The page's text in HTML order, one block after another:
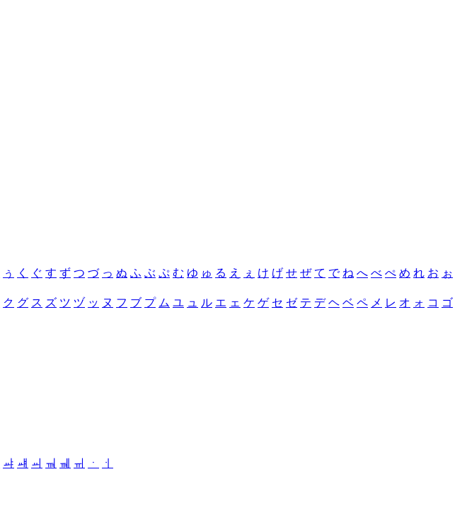
ぅ く ぐ す ず つ づ っ ぬ ふ ぶ ぷ む ゆ ゅ る え ぇ け げ せ ぜ て で ね へ べ ぺ め れ お ぉ
ク グ ス ズ ツ ヅ ッ ヌ フ ブ プ ム ユ ュ ル エ ェ ケ ゲ セ ゼ テ デ ヘ ベ ペ メ レ オ ォ コ ゴ
ㆇ ㆈ ㆉ ㆊ ㆋ ㆌ ㆍ
ㆎ